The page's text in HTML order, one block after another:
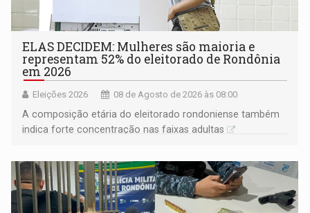
ELAS DECIDEM: Mulheres são maioria e
representam 52% do eleitorado de Rondônia
em 2026
Eleições 2026 08 de Agosto de 2026 às 08:00
A composição etária do eleitorado rondoniense também
indica forte concentração nas faixas adultas